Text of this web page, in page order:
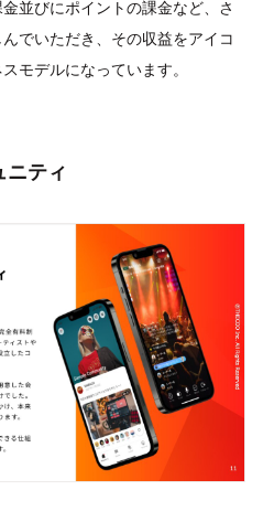
並びにポイントの課金など、さ
でいただき、その収益をアイコ
モデルになっています。
ニティ